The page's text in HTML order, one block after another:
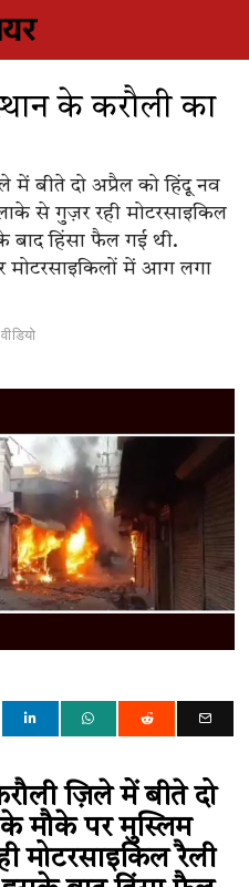
के करौली का
में बीते दो अप्रैल को हिंदू नव
से गुज़र रही मोटरसाइकिल
बाद हिंसा फैल गई थी.
मोटरसाइकिलों में आग लगा
वीडियो
ज़िले में बीते दो
के मौके पर मुस्लिम
मोटरसाइकिल रैली